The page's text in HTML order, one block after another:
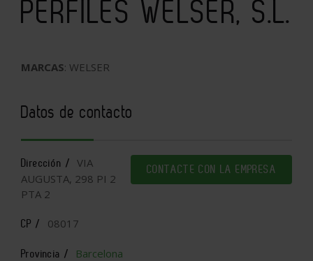
PERFILES WELSER, S.L.
MARCAS: WELSER
Datos de contacto
CONTACTE CON LA EMPRESA
Dirección / VIA
AUGUSTA, 298 PI 2
PTA 2
CP / 08017
Provincia / Barcelona